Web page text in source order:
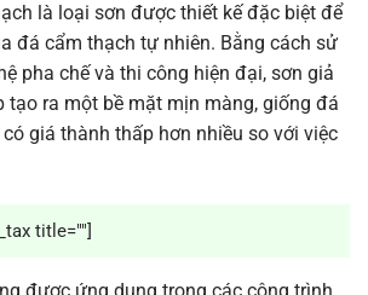
là loại sơn được thiết kế đặc biệt để
đá cẩm thạch tự nhiên. Bằng cách sử
pha chế và thi công hiện đại, sơn giả
tạo ra một bề mặt mịn màng, giống đá
giá thành thấp hơn nhiều so với việc
title=""]